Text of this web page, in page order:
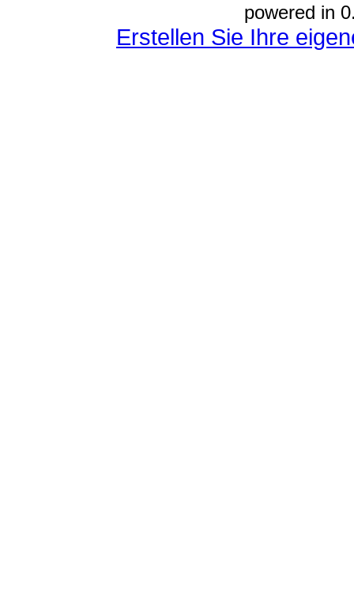
powered in
Erstellen Sie Ihre